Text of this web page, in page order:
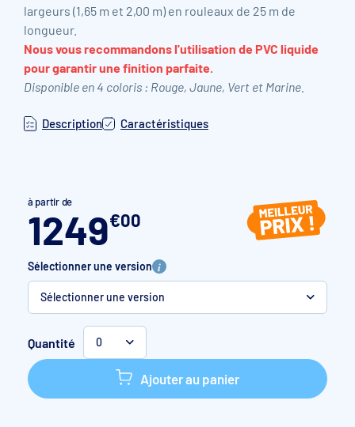
largeurs (1,65 m et 2,00 m) en rouleaux de 25 m de
longueur.
Nous vous recommandons l'utilisation de PVC liquide
pour garantir une finition parfaite.
Disponible en 4 coloris : Rouge, Jaune, Vert et Marine.
Description Caractéristiques
à partir de
1249€00
Sélectionner une version
Sélectionner une version
L. 25,00 m l. 1,65 m
Jaune L. 25,00 m l. 1,65 m 41,25 m²
l. 1,65 m 41,25 m²
Quantité 0
Ajouter au panier